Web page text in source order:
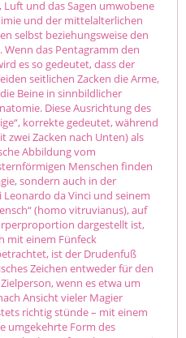
Luft und das Sagen umwobene
und der mittelalterlichen
selbst beziehungsweise den
das Pentagramm den
es so gedeutet, dass der
seitlichen Zacken die Arme,
Beine in sinnbildlicher
Diese Ausrichtung des
korrekte gedeutet, während
Zacken nach Unten) als
Abbildung vom
Menschen finden
sondern auch in der
da Vinci und seinem
(homo vitruvianus), auf
dargestellt ist,
mit einem Fünfeck
ist der Drudenfuß
Zeichen entweder für den
wenn es etwa um
Ansicht vieler Magier
richtig stünde – mit einem
umgekehrte Form des